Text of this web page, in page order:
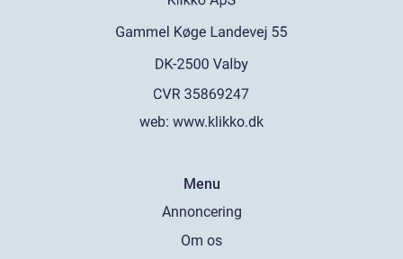
web: www.klikko.dk
Menu
Annoncering
Om os